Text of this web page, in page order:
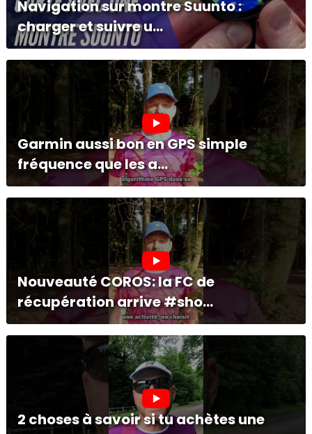
Navigation sur montre Suunto :
charger et suivre u...
Garmin aussi bon en GPS simple
fréquence que les a...
Nouveauté COROS: la FC de
récupération arrive #sho...
2 choses à savoir si tu achètes une